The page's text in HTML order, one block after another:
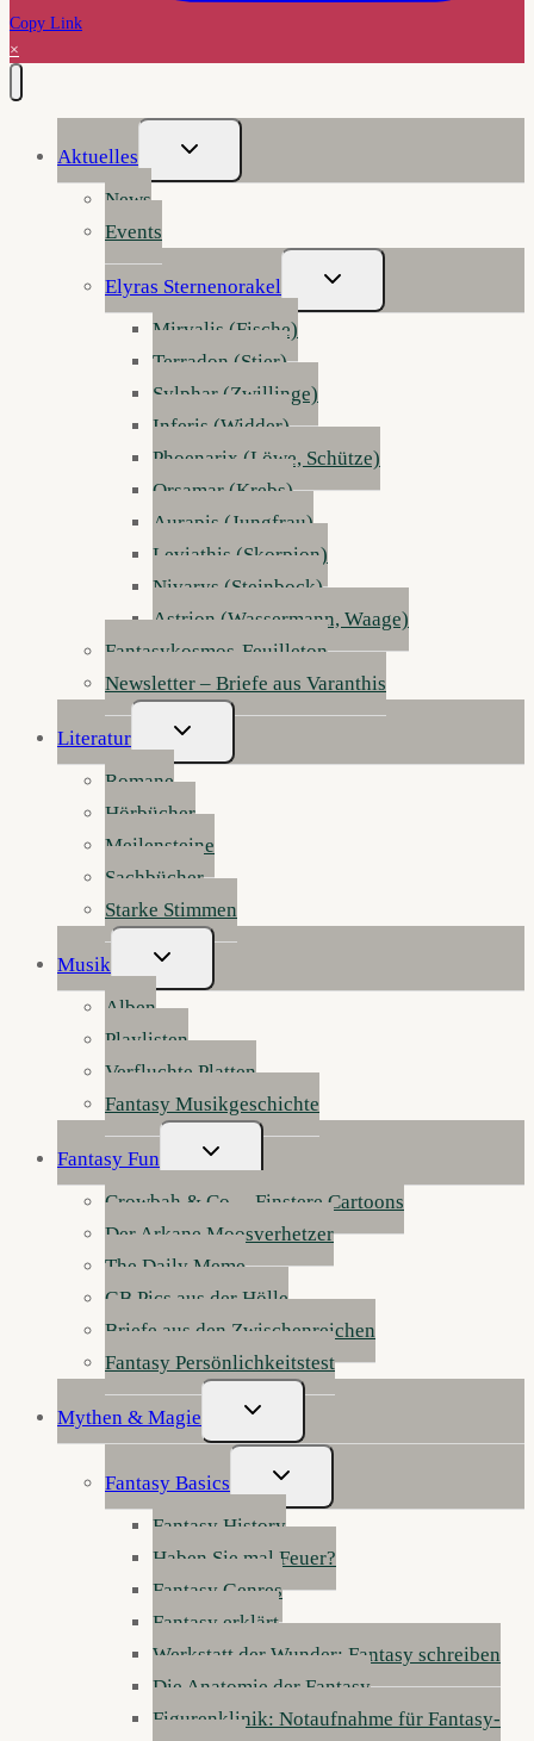
Copy Link
×
Aktuelles
Untermenü
Umschalten
News
Events
Elyras Sternenorakel
Untermenü
Umschalten
Mirvalis (Fische)
Terradon (Stier)
Sylphar (Zwillinge)
Inferis (Widder)
Phoenarix (Löwe, Schütze)
Orsamar (Krebs)
Aurapis (Jungfrau)
Leviathis (Skorpion)
Nivarys (Steinbock)
Astrion (Wassermann, Waage)
Fantasykosmos-Feuilleton
Newsletter – Briefe aus Varanthis
Literatur
Untermenü
Umschalten
Romane
Hörbücher
Meilensteine
Sachbücher
Starke Stimmen
Musik
Untermenü
Umschalten
Alben
Playlisten
Verfluchte Platten
Fantasy Musikgeschichte
Fantasy Fun
Untermenü
Umschalten
Crowbah & Co. – Finstere Cartoons
Der Arkane Moosverhetzer
The Daily Meme
GB Pics aus der Hölle
Briefe aus den Zwischenreichen
Fantasy Persönlichkeitstest
Mythen & Magie
Untermenü
Umschalten
Fantasy Basics
Untermenü
Umschalten
Fantasy History
Haben Sie mal Feuer?
Fantasy Genres
Fantasy erklärt
Werkstatt der Wunder: Fantasy schreiben
Die Anatomie der Fantasy
Figurenklinik: Notaufnahme für Fantasy-